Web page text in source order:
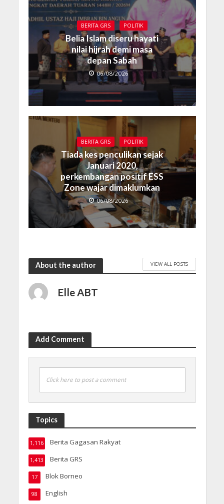
BERITA GRS POLITIK
Belia Islam diseru hayati
nilai hijrah demi masa
depan Sabah
06/08/2026
BERITA GRS POLITIK
Tiada kes penculikan sejak
Januari 2020,
perkembangan positif ESS
Zone wajar dimaklumkan
06/08/2026
About the author VIEW ALL POSTS
Elle ABT
Add Comment
Click here to post a comment
Topics
Berita Gagasan Rakyat
1,116
Berita GRS
1,413
Blok Borneo
17
English
98